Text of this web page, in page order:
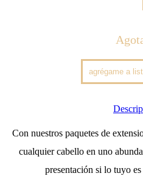
Con nuestros paquetes de
cualquier cabello en uno
presentación si lo tuyo